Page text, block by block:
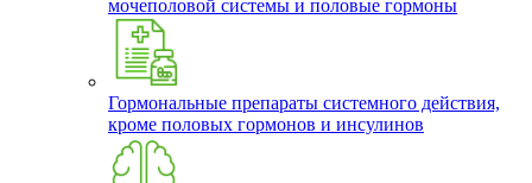
мочеполовой системы и половые гормоны
Гормональные препараты системного действия,
кроме половых гормонов и инсулинов